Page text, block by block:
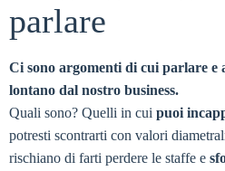
parlare
Ci sono argomenti di cui parlare e
lontano dal nostro business.
Quali sono? Quelli in cui puoi
potresti scontrarti con valori
rischiano di farti perdere le staffe e